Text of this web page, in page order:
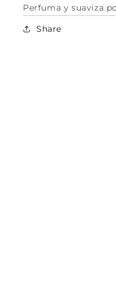
Perfuma y suaviza
Share